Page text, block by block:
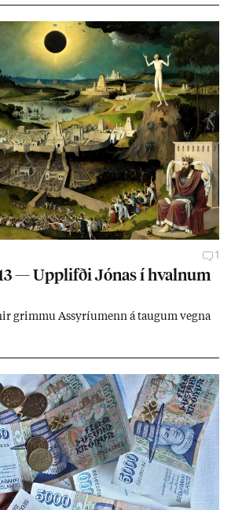
Þá hafi katalónsk­an hlot­
1
— Upp­lifði Jón­as í hvaln­um
grimmu Ass­yríu­menn á taug­um vegna